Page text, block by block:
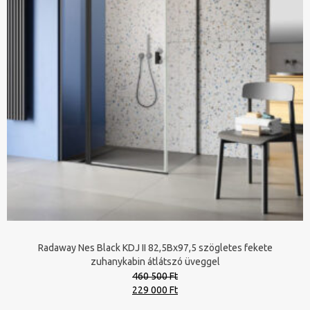
Radaway Nes Black KDJ II 82,5Bx97,5 szögletes fekete
zuhanykabin átlátszó üveggel
460 500 Ft
Original
229 000 FtCurrent